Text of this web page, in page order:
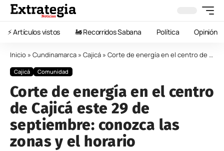
⚡️ Artículos vistos 🚂 Recorridos Sabana Política Opinión
Inicio » Cundinamarca » Cajicá » Corte de energía en el centro de Cajicá este 29 de septiembre: conozca las zonas y el horario
Cajicá Comunidad
Corte de energía en el centro
de Cajicá este 29 de
septiembre: conozca las
zonas y el horario